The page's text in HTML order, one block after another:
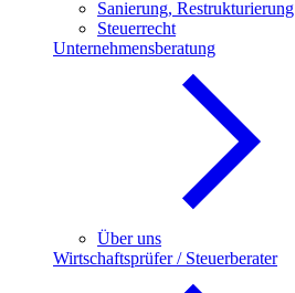
Sanierung, Restrukturierung
Steuerrecht
Unternehmensberatung
Über uns
Wirtschaftsprüfer / Steuerberater